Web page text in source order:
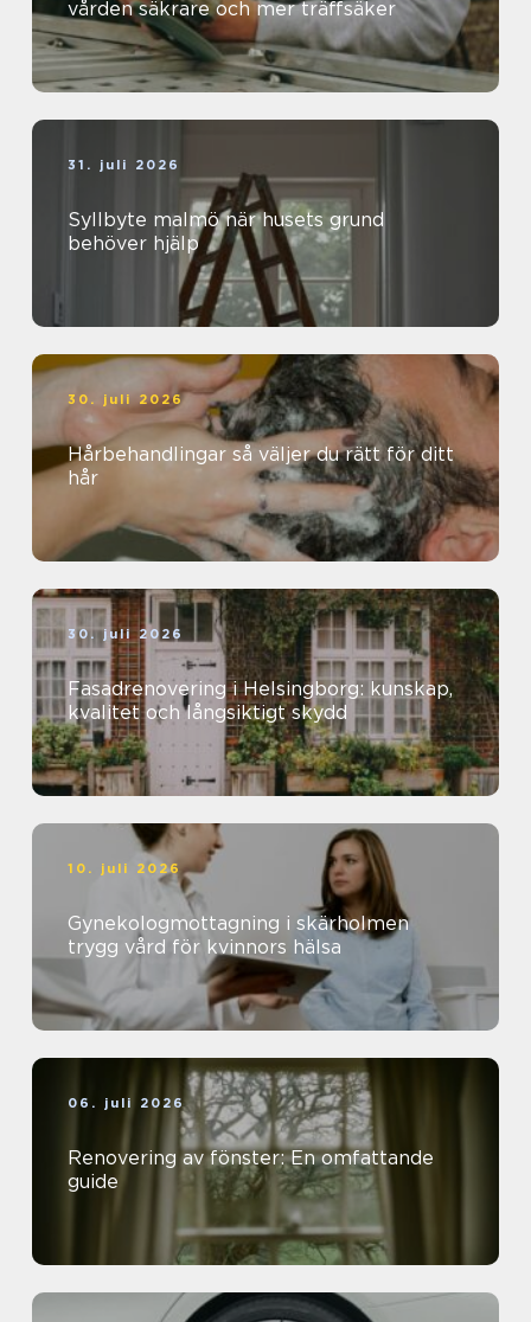
vården säkrare och mer träffsäker
31. juli 2026
Syllbyte malmö när husets grund
behöver hjälp
30. juli 2026
Hårbehandlingar så väljer du rätt för ditt
hår
30. juli 2026
Fasadrenovering i Helsingborg: kunskap,
kvalitet och långsiktigt skydd
10. juli 2026
Gynekologmottagning i skärholmen
trygg vård för kvinnors hälsa
06. juli 2026
Renovering av fönster: En omfattande
guide